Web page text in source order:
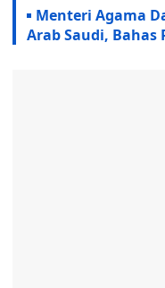
Menteri Agama
Arab Saudi,